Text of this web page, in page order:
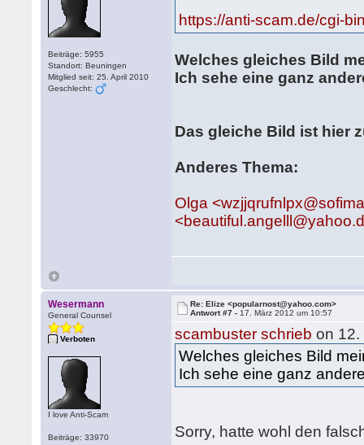
Beiträge: 5955
Standort: Beuningen
Mitglied seit: 25. April 2010
Geschlecht:
https://anti-scam.de/cgi-
Welches gleiches Bild
Ich sehe eine ganz
Das gleiche Bild ist hier
Anderes Thema:
Olga
Wesermann
General Counsel
Verboten
I love Anti-Scam
Beiträge: 33970
Re: Elize <popularnost@yahoo.com>
Antwort #7 - 17. März 2012 um 10:57
scambuster schrieb on 12.
Welches gleiches Bild
Ich sehe eine ganz
Sorry, hatte wohl den